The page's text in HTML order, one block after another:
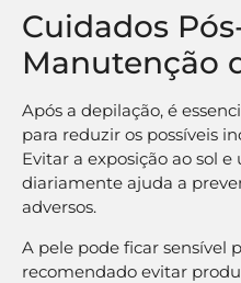
Cuidados
Manutenção
Após a depilação, é
para reduzir os possíveis
Evitar a exposição ao sol
diariamente ajuda a
adversos.
A pele pode ficar sensível
recomendado evitar